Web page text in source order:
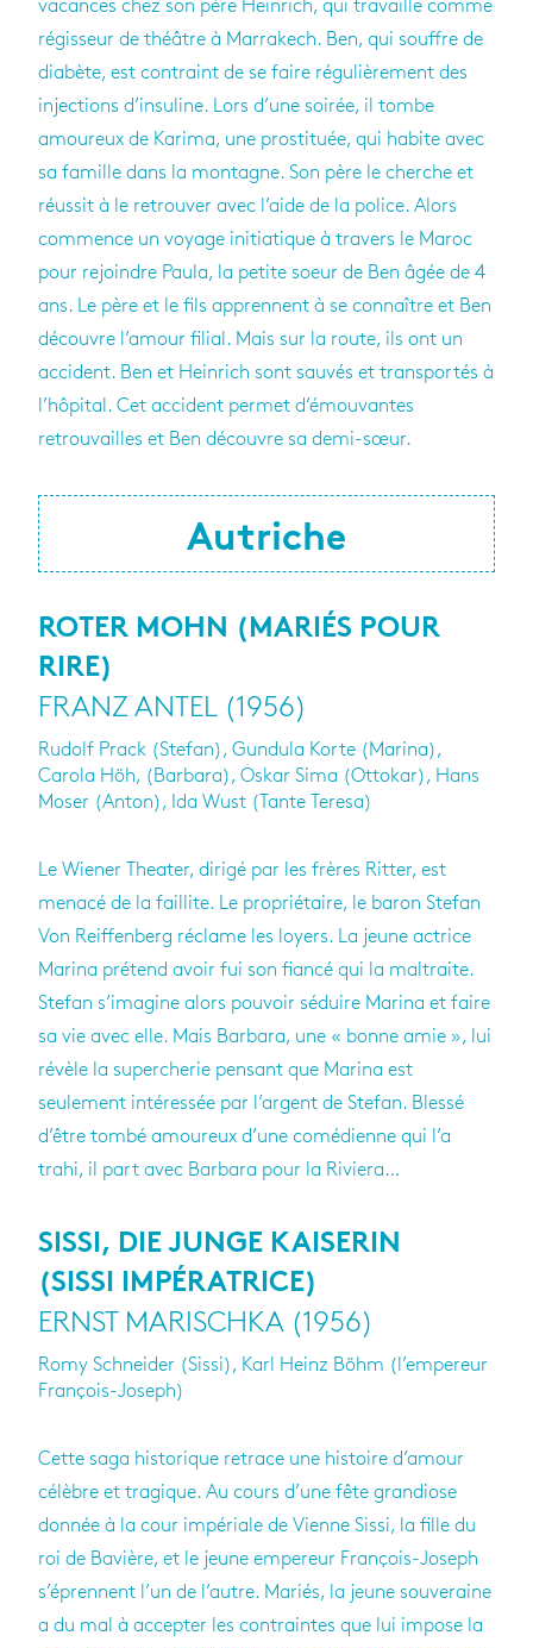
vacances chez son père Heinrich, qui travaille comme
régisseur de théâtre à Marrakech. Ben, qui souffre de
diabète, est contraint de se faire régulièrement des
injections d’insuline. Lors d’une soirée, il tombe
amoureux de Karima, une prostituée, qui habite avec
sa famille dans la montagne. Son père le cherche et
réussit à le retrouver avec l’aide de la police. Alors
commence un voyage initiatique à travers le Maroc
pour rejoindre Paula, la petite soeur de Ben âgée de 4
ans. Le père et le fils apprennent à se connaître et Ben
découvre l’amour filial. Mais sur la route, ils ont un
accident. Ben et Heinrich sont sauvés et transportés à
l’hôpital. Cet accident permet d’émouvantes
retrouvailles et Ben découvre sa demi-sœur.
Autriche
ROTER MOHN (MARIÉS POUR
RIRE)
FRANZ ANTEL (1956)
Rudolf Prack (Stefan), Gundula Korte (Marina),
Carola Höh, (Barbara), Oskar Sima (Ottokar), Hans
Moser (Anton), Ida Wust (Tante Teresa)
Le Wiener Theater, dirigé par les frères Ritter, est
menacé de la faillite. Le propriétaire, le baron Stefan
Von Reiffenberg réclame les loyers. La jeune actrice
Marina prétend avoir fui son fiancé qui la maltraite.
Stefan s’imagine alors pouvoir séduire Marina et faire
sa vie avec elle. Mais Barbara, une « bonne amie », lui
révèle la supercherie pensant que Marina est
seulement intéressée par l’argent de Stefan. Blessé
d’être tombé amoureux d’une comédienne qui l’a
trahi, il part avec Barbara pour la Riviera…
SISSI, DIE JUNGE KAISERIN
(SISSI IMPÉRATRICE)
ERNST MARISCHKA (1956)
Romy Schneider (Sissi), Karl Heinz Böhm (l’empereur
François-Joseph)
Cette saga historique retrace une histoire d’amour
célèbre et tragique. Au cours d’une fête grandiose
donnée à la cour impériale de Vienne Sissi, la fille du
roi de Bavière, et le jeune empereur François-Joseph
s’éprennent l’un de l’autre. Mariés, la jeune souveraine
a du mal à accepter les contraintes que lui impose la